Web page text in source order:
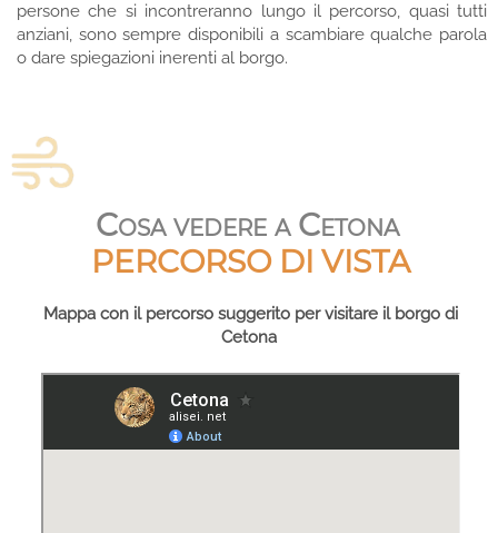
persone che si incontreranno lungo il percorso, quasi tutti
anziani, sono sempre disponibili a scambiare qualche parola
o dare spiegazioni inerenti al borgo.
Cosa vedere a Cetona
PERCORSO DI VISTA
Mappa con il percorso suggerito per visitare il borgo di
Cetona